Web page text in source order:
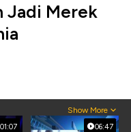
Jadi Merek
Show More
01:07 06:47